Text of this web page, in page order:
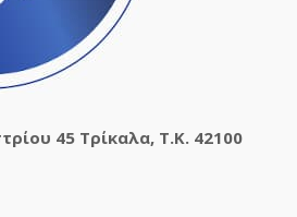
45 Τρίκαλα, Τ.Κ. 42100